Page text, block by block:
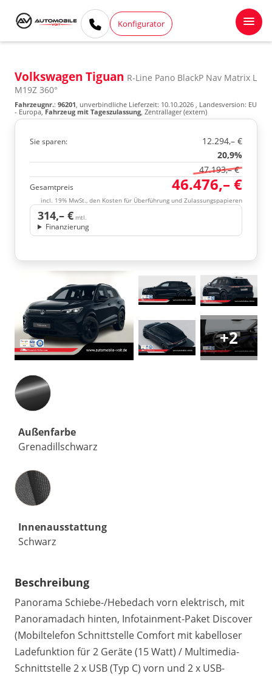
Konfigurator
Volkswagen Tiguan R-Line Pano BlackP Nav Matrix L
M19Z 360°
Fahrzeugnr.: 96201, unverbindliche Lieferzeit: 10.10.2026 , Landesversion: EU
- Europa,Fahrzeug mit Tageszulassung, Zentrallager (extern)
Sie sparen:
12.294,– €
20,9%
47.193,– €
Gesamtpreis 46.476,– €
incl. 19% MwSt., den Kosten für Überführung und Zulassungspapieren
314,– € mtl.
Finanzierung
+2
Außenfarbe
Grenadillschwarz
Innenausstattung
Innenausstattung
Schwarz
Beschreibung
Panorama Schiebe-/Hebedach vorn elektrisch, mit
Panoramadach hinten, Infotainment-Paket Discover
(Mobiltelefon Schnittstelle Comfort mit kabelloser
Ladefunktion für 2 Geräte (15 Watt) / Multimedia-
Schnittstelle 2 x USB (Typ C) vorn und 2 x USB-